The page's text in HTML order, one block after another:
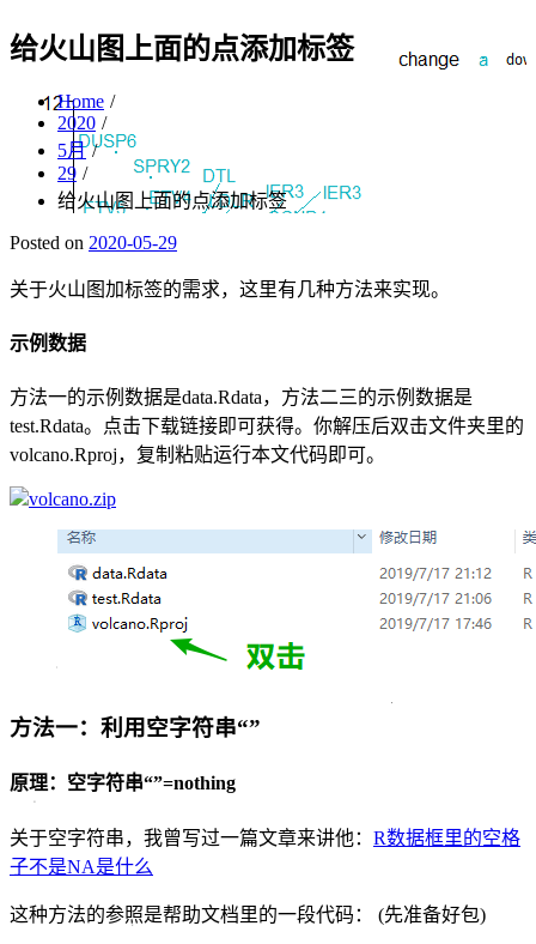
给火山图上面的点添加标签
Home
2020
5月
29
给火山图上面的点添加标签
Posted on 2020-05-29
关于火山图加标签的需求，这里有几种方法来实现。
示例数据
方法一的示例数据是data.Rdata，方法二三的示例数据是
test.Rdata。点击下载链接即可获得。你解压后双击文件夹里的
volcano.Rproj，复制粘贴运行本文代码即可。
volcano.zip
方法一：利用空字符串“”
原理：空字符串“”=nothing
关于空字符串，我曾写过一篇文章来讲他： R数据框里的空格
子不是NA是什么
这种方法的参照是帮助文档里的一段代码： (先准备好包)